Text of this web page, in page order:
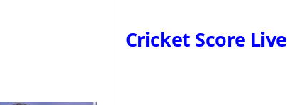
Cricket Score Live